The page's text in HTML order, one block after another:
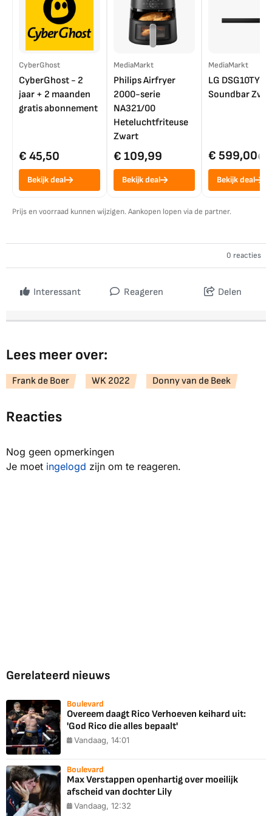
CyberGhost
CyberGhost - 2
jaar + 2 maanden
gratis abonnement
€ 45,50
Bekijk deal
MediaMarkt
Philips Airfryer
2000-serie
NA321/00
Heteluchtfriteuse
Zwart
€ 109,99
Bekijk deal
MediaMarkt
LG DSG10TY
Soundbar
€ 599,00€
Bekijk deal
Prijs en voorraad kunnen wijzigen. Aankopen lopen via de partner.
0 reacties
Interessant Reageren Delen
Lees meer over:
Frank de Boer WK 2022 Donny van de Beek
Reacties
Nog geen opmerkingen
Je moet ingelogd zijn om te reageren.
Gerelateerd nieuws
Boulevard
Overeem daagt Rico Verhoeven keihard uit:
'God Rico die alles bepaalt'
Vandaag, 14:01
Boulevard
Max Verstappen openhartig over moeilijk
afscheid van dochter Lily
Vandaag, 12:32